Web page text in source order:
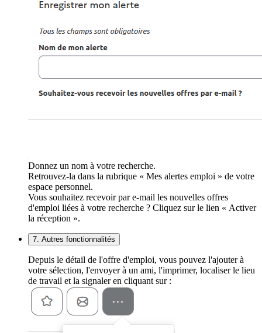
Donnez un nom à votre recherche.
Retrouvez-la dans la rubrique « Mes alertes emploi » de votre
espace personnel.
Vous souhaitez recevoir par e-mail les nouvelles offres
d'emploi liées à votre recherche ? Cliquez sur le lien « Activer
la réception ».
7. Autres fonctionnalités
Depuis le détail de l'offre d'emploi, vous pouvez l'ajouter à
votre sélection, l'envoyer à un ami, l'imprimer, localiser le lieu
de travail et la signaler en cliquant sur :